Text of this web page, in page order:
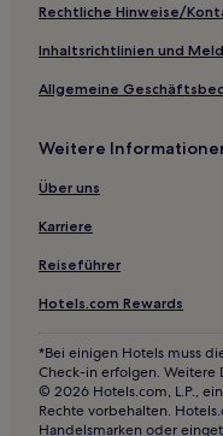
Rechtliche Hinweise/
Inhaltsrichtlinien und
Allgemeine
Weitere
Über uns
Karriere
Reiseführer
Hotels.com Rewards
*Bei einigen Hotels muss
Check-in erfolgen. Weitere
© 2026 Hotels.com, L.P.,
Rechte vorbehalten.
Handelsmarken oder